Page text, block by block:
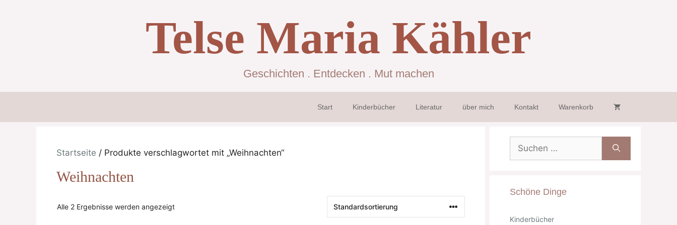
Telse Maria Kähler
Geschichten . Entdecken . Mut machen
Start Kinderbücher Literatur über mich Kontakt Warenkorb
Startseite / Produkte verschlagwortet mit „Weihnachten“
Weihnachten
Alle 2 Ergebnisse werden angezeigt
nach:
Schöne Dinge
Kinderbücher